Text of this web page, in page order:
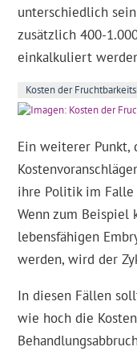
unterschiedlich
zusätzlich 400-
einkalkuliert
Kosten der
Ein weiterer
ihre Politik im
Wenn zum
lebensfähigen
werden, wird der
In diesen Fällen
wie hoch die